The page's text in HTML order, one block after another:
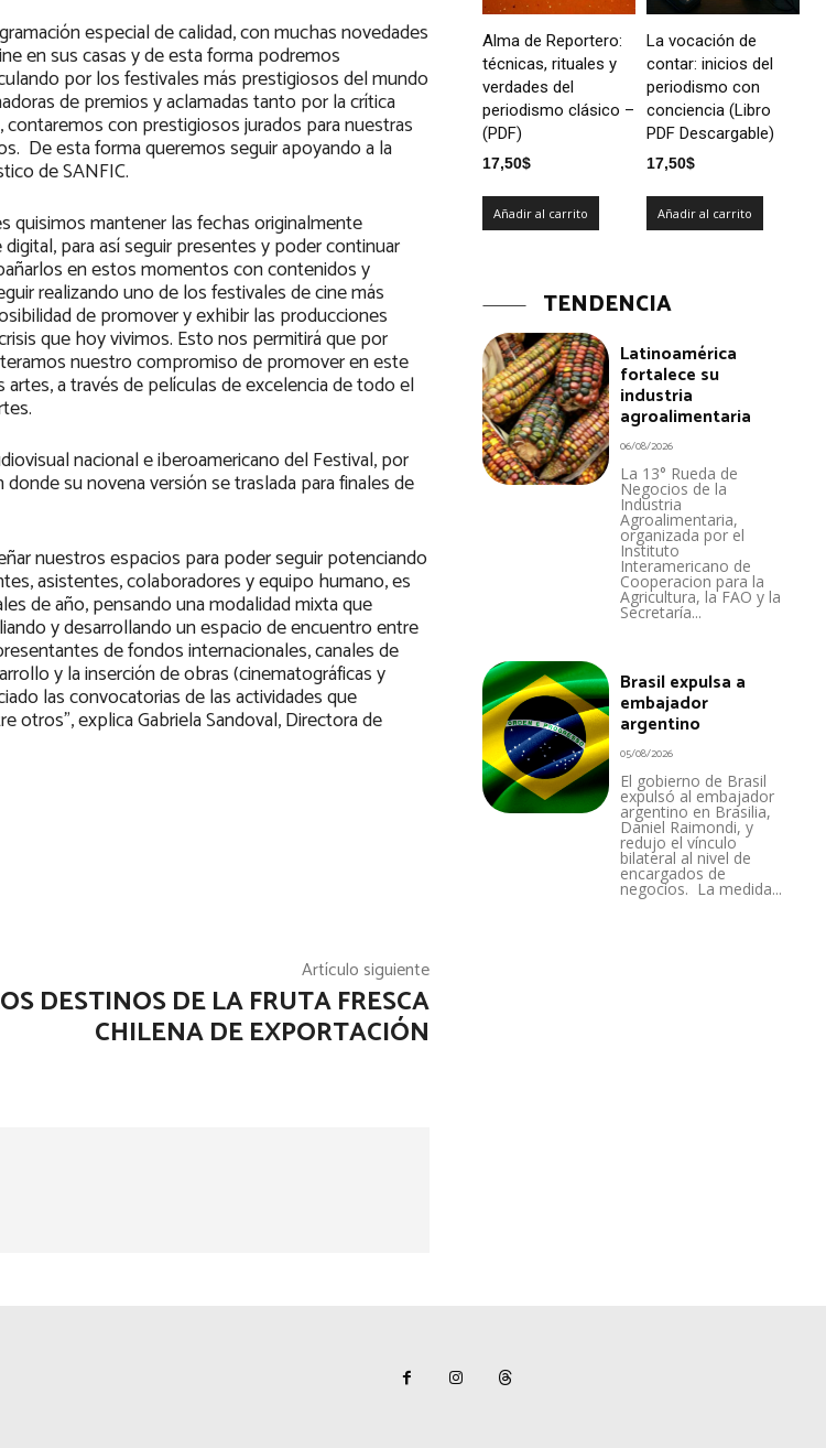
especial de calidad, con muchas novedades
en sus casas y de esta forma podremos
por los festivales más prestigiosos del mundo
de premios y aclamadas tanto por la crítica
con prestigiosos jurados para nuestras
De esta forma queremos seguir apoyando a la
de SANFIC.
quisimos mantener las fechas originalmente
para así seguir presentes y poder continuar
en estos momentos con contenidos y
realizando uno de los festivales de cine más
de promover y exhibir las producciones
que hoy vivimos. Esto nos permitirá que por
nuestro compromiso de promover en este
a través de películas de excelencia de todo el
nacional e iberoamericano del Festival, por
su novena versión se traslada para finales de
nuestros espacios para poder seguir potenciando
asistentes, colaboradores y equipo humano, es
de año, pensando una modalidad mixta que
y desarrollando un espacio de encuentro entre
de fondos internacionales, canales de
y la inserción de obras (cinematográficas y
las convocatorias de las actividades que
otros”, explica Gabriela Sandoval, Directora de
Artículo siguiente
DESTINOS DE LA FRUTA FRESCA
CHILENA DE EXPORTACIÓN
Alma de Reportero:
técnicas, rituales y
verdades del
periodismo clásico –
(PDF)
17,50$
Añadir al carrito
La vocación de
contar: inicios del
periodismo con
conciencia (Libro
PDF Descargable)
17,50$
Añadir al carrito
TENDENCIA
Latinoamérica
fortalece su
industria
agroalimentaria
06/08/2026
La 13° Rueda de
Negocios de la
Industria
Agroalimentaria,
organizada por el
Instituto
Interamericano de
Cooperacion para la
Agricultura, la FAO y la
Secretaría...
Brasil expulsa a
embajador
argentino
05/08/2026
El gobierno de Brasil
expulsó al embajador
argentino en Brasilia,
Daniel Raimondi, y
redujo el vínculo
bilateral al nivel de
encargados de
negocios. La medida...